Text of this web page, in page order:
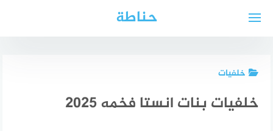
حناطة
خلفيات
خلفيات بنات انستا فخمه 2025